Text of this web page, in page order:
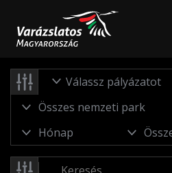
Válassz pályázatot